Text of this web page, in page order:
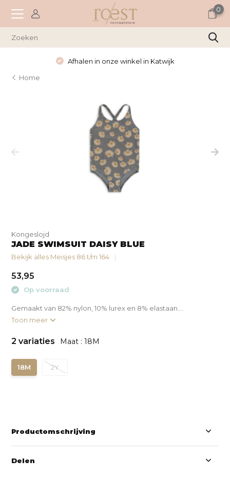
0
Afhalen in onze winkel in Katwijk
Home
Kongeslojd
JADE SWIMSUIT DAISY BLUE
Bekijk alles Meisjes 86 t/m 164
53,95
Op voorraad
Gemaakt van 82% nylon, 10% lurex en 8% elastaan....
Toon meer
2 variaties Maat : 18M
18M 2Y
Productomschrijving
Delen